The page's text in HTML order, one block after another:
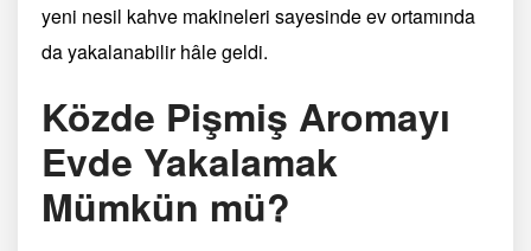
yeni nesil kahve makineleri sayesinde ev ortamında
da yakalanabilir hâle geldi.
Közde Pişmiş Aromayı
Evde Yakalamak
Mümkün mü?